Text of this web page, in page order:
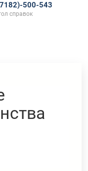
500-543
справок